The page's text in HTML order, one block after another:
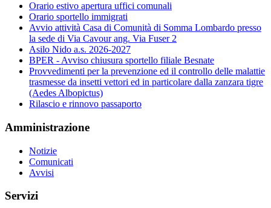
Orario estivo apertura uffici comunali
Orario sportello immigrati
Avvio attività Casa di Comunità di Somma Lombardo presso
la sede di Via Cavour ang. Via Fuser 2
Asilo Nido a.s. 2026-2027
BPER - Avviso chiusura sportello filiale Besnate
Provvedimenti per la prevenzione ed il controllo delle malattie
trasmesse da insetti vettori ed in particolare dalla zanzara tigre
(Aedes Albopictus)
Rilascio e rinnovo passaporto
Amministrazione
Notizie
Comunicati
Avvisi
Servizi